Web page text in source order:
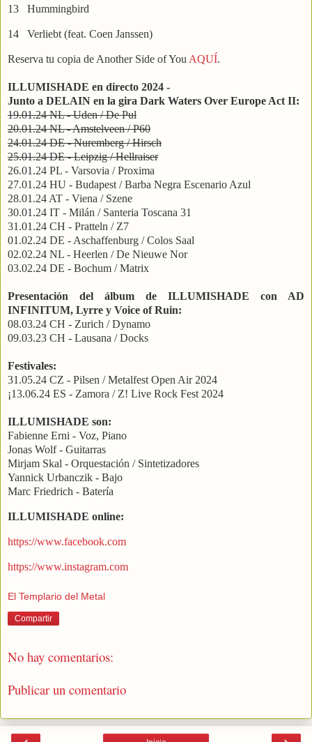
13 Hummingbird
14 Verliebt (feat. Coen Janssen)
Reserva tu copia de Another Side of You AQUÍ.
ILLUMISHADE en directo 2024 -
Junto a DELAIN en la gira Dark Waters Over Europe Act II:
19.01.24 NL - Uden / De Pul
20.01.24 NL - Amstelveen / P60
24.01.24 DE - Nuremberg / Hirsch
25.01.24 DE - Leipzig / Hellraiser
26.01.24 PL - Varsovia / Proxima
27.01.24 HU - Budapest / Barba Negra Escenario Azul
28.01.24 AT - Viena / Szene
30.01.24 IT - Milán / Santeria Toscana 31
31.01.24 CH - Pratteln / Z7
01.02.24 DE - Aschaffenburg / Colos Saal
02.02.24 NL - Heerlen / De Nieuwe Nor
03.02.24 DE - Bochum / Matrix
Presentación del álbum de ILLUMISHADE con AD
INFINITUM, Lyrre y Voice of Ruin:
08.03.24 CH - Zurich / Dynamo
09.03.23 CH - Lausana / Docks
Festivales:
31.05.24 CZ - Pilsen / Metalfest Open Air 2024
¡13.06.24 ES - Zamora / Z! Live Rock Fest 2024
ILLUMISHADE son:
Fabienne Erni - Voz, Piano
Jonas Wolf - Guitarras
Mirjam Skal - Orquestación / Sintetizadores
Yannick Urbanczik - Bajo
Marc Friedrich - Batería
ILLUMISHADE online:
https://www.facebook.com
https://www.instagram.com
El Templario del Metal
Compartir
No hay comentarios:
Publicar un comentario